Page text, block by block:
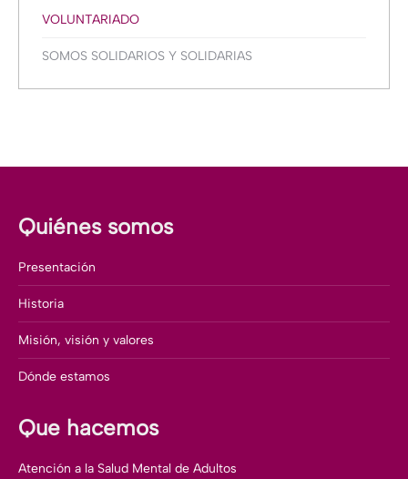
VOLUNTARIADO
SOMOS SOLIDARIOS Y SOLIDARIAS
Quiénes somos
Presentación
Historia
Misión, visión y valores
Dónde estamos
Que hacemos
Atención a la Salud Mental de Adultos